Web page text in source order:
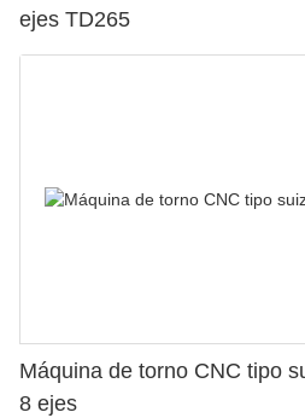
ejes TD265
Máquina de torno CNC tipo
8 ejes